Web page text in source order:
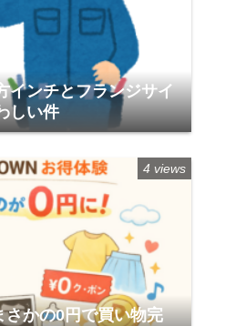
インチとフランジサイ
しい件
かの0円で買い物完
4 views